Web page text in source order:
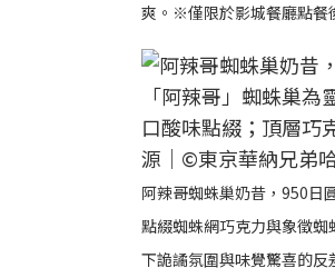
爽。※僅限於影城餐廳點餐
阿辣哥蜘蛛巢奶昔，950日
點綴蜘蛛網巧克力與象徵
下詭譎氛圍與味覺驚喜的